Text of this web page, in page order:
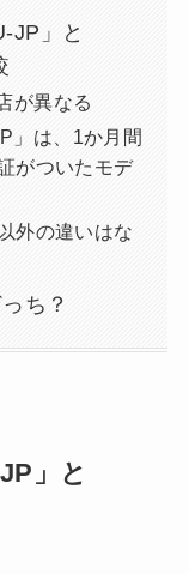
JP」と
が異なる
」は、1か月間
がついたモデ
外の違いはな
ち？
」と